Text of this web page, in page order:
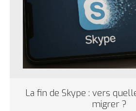
La fin de Skype : vers
migrer ?